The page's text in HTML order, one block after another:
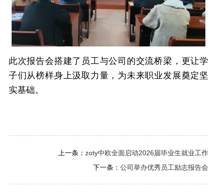
此次报告会搭建了员工与公司的交流桥梁，更让学
子们从榜样身上汲取力量，为未来职业发展奠定坚
实基础。
上一条：zoty中欧全面启动2026届毕业生就业工作
下一条：公司举办优秀员工励志报告会